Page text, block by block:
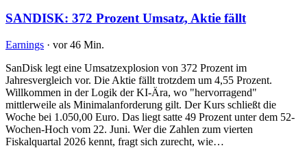
SANDISK: 372 Prozent Umsatz, Aktie fällt
Earnings · vor 46 Min.
SanDisk legt eine Umsatzexplosion von 372 Prozent im
Jahresvergleich vor. Die Aktie fällt trotzdem um 4,55 Prozent.
Willkommen in der Logik der KI-Ära, wo "hervorragend"
mittlerweile als Minimalanforderung gilt. Der Kurs schließt die
Woche bei 1.050,00 Euro. Das liegt satte 49 Prozent unter dem 52-
Wochen-Hoch vom 22. Juni. Wer die Zahlen zum vierten
Fiskalquartal 2026 kennt, fragt sich zurecht, wie…